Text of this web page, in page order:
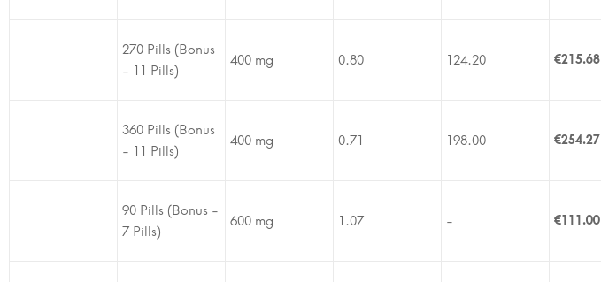
270 Pills (Bonus
- 11 Pills)
400 mg 0.80 124.20 €215.68
360 Pills (Bonus
- 11 Pills)
400 mg 0.71 198.00 €254.27
90 Pills (Bonus -
7 Pills)
600 mg 1.07 - €111.00